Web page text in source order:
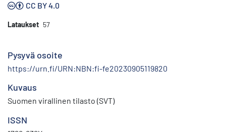
CC BY 4.0
Lataukset 57
Pysyvä osoite
https://urn.fi/URN:NBN:fi-fe20230905119820
Kuvaus
Suomen virallinen tilasto (SVT)
ISSN